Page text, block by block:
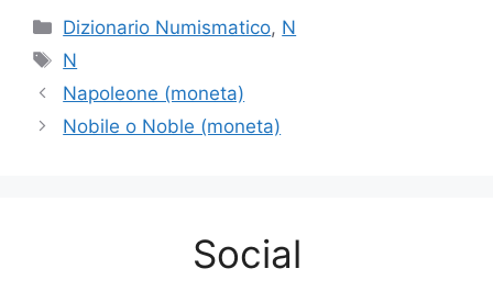
Categorie
Dizionario Numismatico, N
Tag
N
Napoleone (moneta)
Nobile o Noble (moneta)
Social